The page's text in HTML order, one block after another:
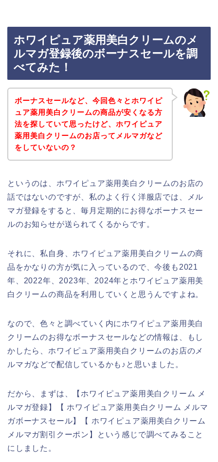
ホワイピュア薬用美白クリームのメ
ルマガ登録後のボーナスセールを調
べてみた！
ボーナスセールなど、今回色々とホワイピ
ュア薬用美白クリームの商品が安くなる方
法を探していて思ったけど、ホワイピュア
薬用美白クリームのお店ってメルマガなど
をしていないの？
というのは、ホワイピュア薬用美白クリームのお店の
話ではないのですが、私のよく行く洋服店では、メル
マガ登録をすると、毎月定期的にお得なボーナスセー
ルのお知らせが送られてくるからです。
それに、私自身、ホワイピュア薬用美白クリームの商
品をかなりの方が気に入っているので、今後も2021
年、2022年、2023年、2024年とホワイピュア薬用美
白クリームの商品を利用していくと思うんですよね。
なので、色々と調べていく内にホワイピュア薬用美白
クリームのお得なボーナスセールなどの情報は、もし
かしたら、ホワイピュア薬用美白クリームのお店のメ
ルマガなどで配信しているかも♪と思いました。
だから、まずは、【ホワイピュア薬用美白クリーム メ
ルマガ登録】【 ホワイピュア薬用美白クリーム メルマ
ガボーナスセール】【 ホワイピュア薬用美白クリーム
メルマガ割引クーポン】という感じで調べてみること
にしました。